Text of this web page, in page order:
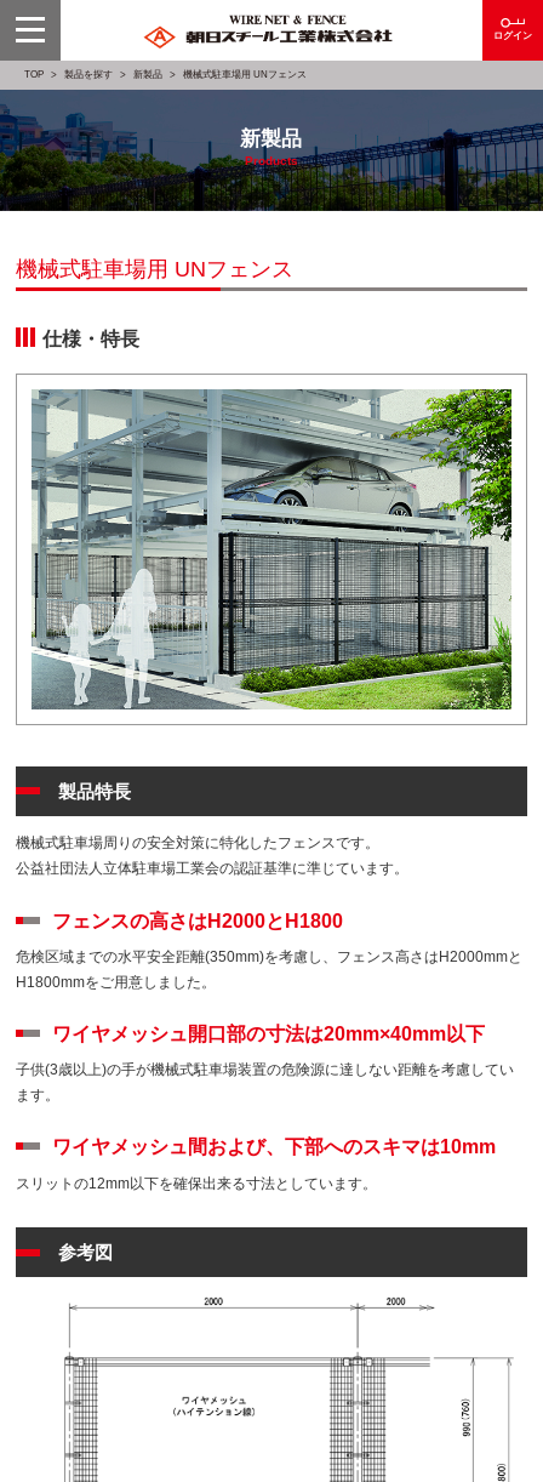
ログイン
TOP 製品を探す 新製品 機械式駐車場用 UNフェンス
新製品
Products
機械式駐車場用 UNフェンス
仕様・特長
製品特長
機械式駐車場周りの安全対策に特化したフェンスです。
公益社団法人立体駐車場工業会の認証基準に準じています。
フェンスの高さはH2000とH1800
危検区域までの水平安全距離(350mm)を考慮し、フェンス高さはH2000mmと
H1800mmをご用意しました。
ワイヤメッシュ開口部の寸法は20mm×40mm以下
子供(3歳以上)の手が機械式駐車場装置の危険源に達しない距離を考慮してい
ます。
ワイヤメッシュ間および、下部へのスキマは10mm
スリットの12mm以下を確保出来る寸法としています。
参考図